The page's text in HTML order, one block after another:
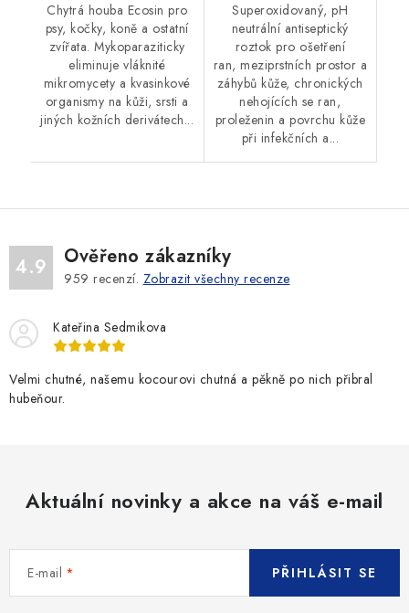
Chytrá houba Ecosin pro
psy, kočky, koně a ostatní
zvířata. Mykoparaziticky
eliminuje vláknité
mikromycety a kvasinkové
organismy na kůži, srsti a
jiných kožních derivátech...
Superoxidovaný, pH
neutrální antiseptický
roztok pro ošetření
ran, meziprstních prostor a
záhybů kůže, chronických
nehojících se ran,
proleženin a povrchu kůže
při infekčních a...
4.9 Ověřeno zákazníky
959 recenzí. Zobrazit všechny recenze
Kateřina Sedmikova
Velmi chutné, našemu kocourovi chutná a pěkně po nich přibral
hubeňour.
Aktuální novinky a akce na váš e-mail
E-mail PŘIHLÁSIT SE